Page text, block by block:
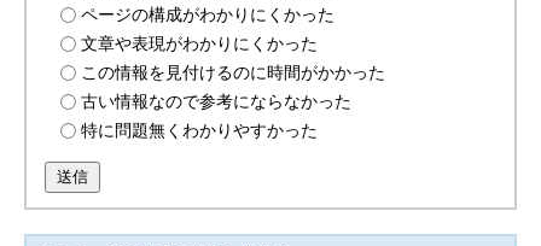
ページの構成がわかりにくかった
文章や表現がわかりにくかった
この情報を見付けるのに時間がかかった
古い情報なので参考にならなかった
特に問題無くわかりやすかった
送信